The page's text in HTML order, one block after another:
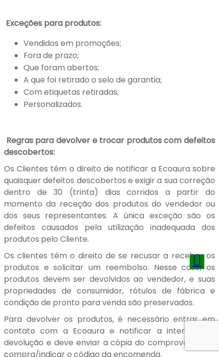
Exceções para produtos:
Vendidos em promoções;
Fora de prazo;
Que foram abertos;
A que foi retirado o selo de garantia;
Com etiquetas retiradas;
Personalizados.
Regras para devolver e trocar produtos com defeitos
descobertos:
Os Clientes têm o direito de notificar a Ecoaura sobre
quaisquer defeitos descobertos e exigir a sua correção
dentro de 30 (trinta) dias corridos a partir do
momento da receção dos produtos do vendedor ou
dos seus representantes. A única exceção são os
defeitos causados pela utilização inadequada dos
produtos pelo Cliente.
Os clientes têm o direito de se recusar a receber os
produtos e solicitar um reembolso. Nesse caso, os
produtos devem ser devolvidos ao vendedor, e suas
propriedades de consumidor, rótulos de fábrica e
condição de pronto para venda são preservados.
Para devolver os produtos, é necessário entrar em
contato com a Ecoaura e notificar a intenção de
devolução e deve enviar a cópia do comprovativo de
compra/indicar o código da encomenda.